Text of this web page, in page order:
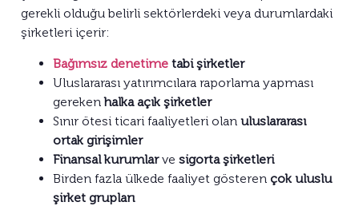
gerekli olduğu belirli sektörlerdeki veya durumlardaki
şirketleri içerir:
Bağımsız denetime tabi şirketler
Uluslararası yatırımcılara raporlama yapması
gerekenhalka açık şirketler
Sınır ötesi ticari faaliyetleri olan uluslararası
ortak girişimler
Finansal kurumlarve sigorta şirketleri
Birden fazla ülkede faaliyet gösteren çok uluslu
şirket grupları